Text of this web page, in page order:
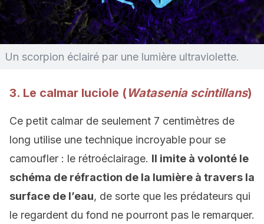
Un scorpion éclairé par une lumière ultraviolette.
3. Le calmar luciole ( Watasenia scintillans)
Ce petit calmar de seulement 7 centimètres de
long utilise une technique incroyable pour se
camoufler : le rétroéclairage. Il imite à volonté le
schéma de réfraction de la lumière à travers la
surface de l’eau, de sorte que les prédateurs qui
le regardent du fond ne pourront pas le remarquer.